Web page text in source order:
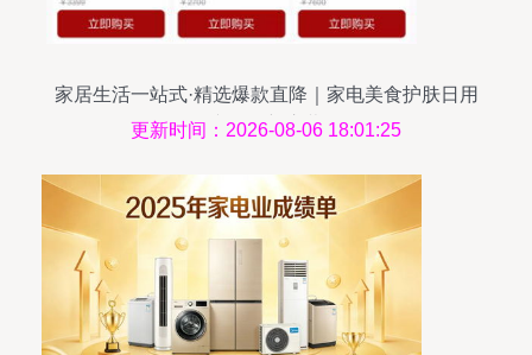
家居生活一站式·精选爆款直降｜家电美食护肤日用
专场焕新启幕
更新时间：2026-08-06 18:01:25